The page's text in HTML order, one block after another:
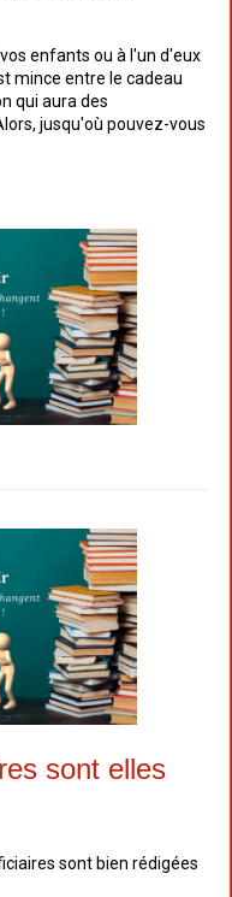
enfants ou à l'un d'eux
mince entre le cadeau
qui aura des
jusqu'où pouvez-vous
sont elles
sont bien rédigées